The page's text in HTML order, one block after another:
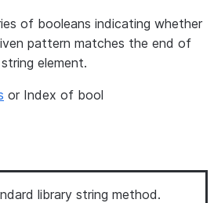
of booleans indicating whether
pattern matches the end of
element.
or Index of bool
library string method.